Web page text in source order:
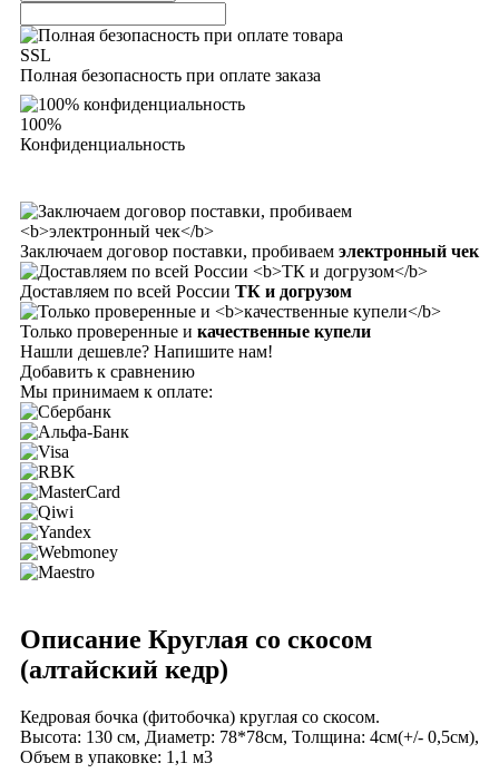
SSL
Полная безопасность при оплате заказа
100%
Конфиденциальность
Заключаем договор поставки, пробиваем электронный чек
Доставляем по всей России ТК и догрузом
Только проверенные и качественные купели
Нашли дешевле? Напишите нам!
Добавить к сравнению
Мы принимаем к оплате:
Описание Круглая со скосом
(алтайский кедр)
Кедровая бочка (фитобочка) круглая со скосом.
Высота: 130 см, Диаметр: 78*78см, Толщина: 4см(+/- 0,5см),
Объем в упаковке: 1,1 м3